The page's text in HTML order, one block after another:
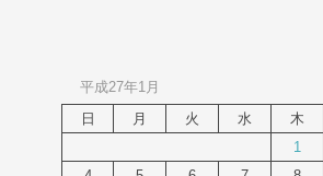
平成27年1月
日
月 火 水 木
1